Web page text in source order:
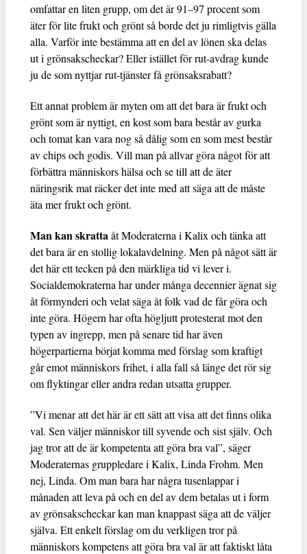
omfattar en liten grupp, om det är 91–97 procent som
äter för lite frukt och grönt så borde det ju rimligtvis gälla
alla. Varför inte bestämma att en del av lönen ska delas
ut i grönsakscheckar? Eller istället för rut-avdrag kunde
ju de som nyttjar rut-tjänster få grönsaksrabatt?
Ett annat problem är myten om att det bara är frukt och
grönt som är nyttigt, en kost som bara består av gurka
och tomat kan vara nog så dålig som en som mest består
av chips och godis. Vill man på allvar göra något för att
förbättra människors hälsa och se till att de äter
näringsrik mat räcker det inte med att säga att de måste
äta mer frukt och grönt.
Man kan skratta åt Moderaterna i Kalix och tänka att
det bara är en stollig lokalavdelning. Men på något sätt är
det här ett tecken på den märkliga tid vi lever i.
Socialdemokraterna har under många decennier ägnat sig
åt förmynderi och velat säga åt folk vad de får göra och
inte göra. Högern har ofta högljutt protesterat mot den
typen av ingrepp, men på senare tid har även
högerpartierna börjat komma med förslag som kraftigt
går emot människors frihet, i alla fall så länge det rör sig
om flyktingar eller andra redan utsatta grupper.
”Vi menar att det här är ett sätt att visa att det finns olika
val. Sen väljer människor till syvende och sist själv. Och
jag tror att de är kompetenta att göra bra val”, säger
Moderaternas gruppledare i Kalix, Linda Frohm. Men
nej, Linda. Om man bara har några tusenlappar i
månaden att leva på och en del av dem betalas ut i form
av grönsakscheckar kan man knappast säga att de väljer
själva. Ett enkelt förslag om du verkligen tror på
människors kompetens att göra bra val är att faktiskt låta